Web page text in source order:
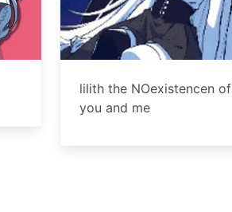
lilith the NOexistencen of
you and me